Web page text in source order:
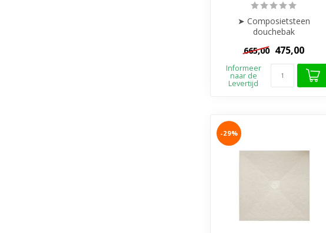
➤ Composietsteen
douchebak
➤ Krasvrij & Stootbestendig
➤ Inkortba...
665,00 475,00
Informeer
naar de
Levertijd
-29%